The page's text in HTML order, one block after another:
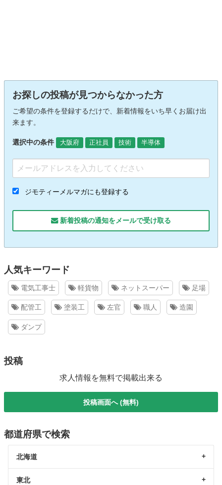
お探しの投稿が見つからなかった方
ご希望の条件を登録するだけで、新着情報をいち早くお届け出
来ます。
選択中の条件 大阪府 正社員 技術 半導体
ジモティーメルマガにも登録する
新着投稿の通知をメールで受け取る
人気キーワード
電気工事士 軽貨物 ネットスーパー 足場
配管工 塗装工 左官 職人 造園
ダンプ
投稿
求人情報を無料で掲載出来る
投稿画面へ (無料)
都道府県で検索
北海道
東北